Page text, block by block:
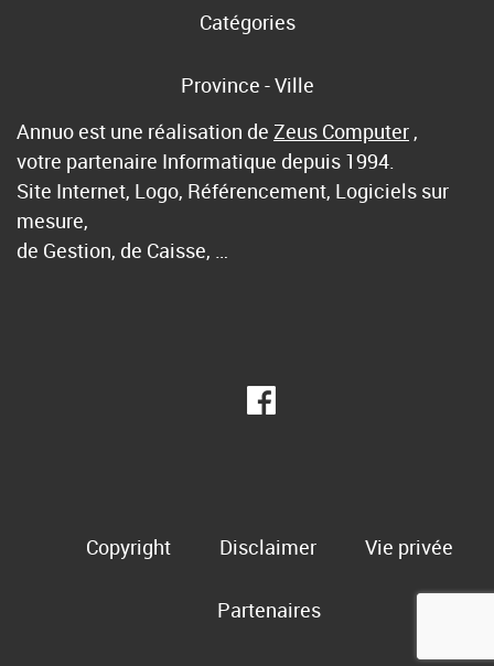
Catégories
Province - Ville
Annuo est une réalisation de Zeus Computer ,
votre partenaire Informatique depuis 1994.
Site Internet, Logo, Référencement, Logiciels sur
mesure,
de Gestion, de Caisse, …
Copyright Disclaimer Vie privée
Partenaires